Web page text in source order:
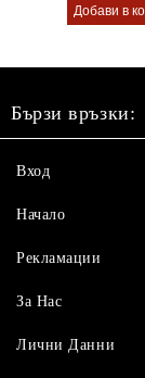
Бързи връзки:
Вход
Начало
Рекламации
За Нас
Лични Данни